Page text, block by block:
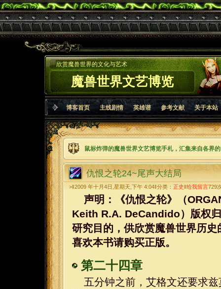
魔兽世界文艺博览
欣赏魔兽世界的文化与艺术
博客首页 主线剧情 英雄谱 参考文献 关于本站
鼠标炸弹的魔兽世界文艺博览手札，汇集来自各界
仇恨之轮24~尾声大结局
>‖2009 年十月4日,星期天,下午 4:04‖分类： 正史 给我留言729
声明：《仇恨之轮》（
Keith R.A. DeCandido）版权
研究目的，供欣赏魔兽世界历
喜欢本书请购买正版。
第二十四章
五分钟之前，艾格文还要求